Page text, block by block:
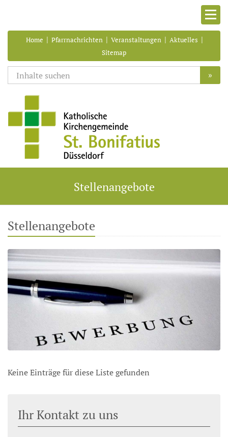
Home | Pfarrnachrichten | Veranstaltungen | Aktuelles |
Sitemap
»
Stellenangebote
Stellenangebote
Keine Einträge für diese Liste gefunden
Ihr Kontakt zu uns